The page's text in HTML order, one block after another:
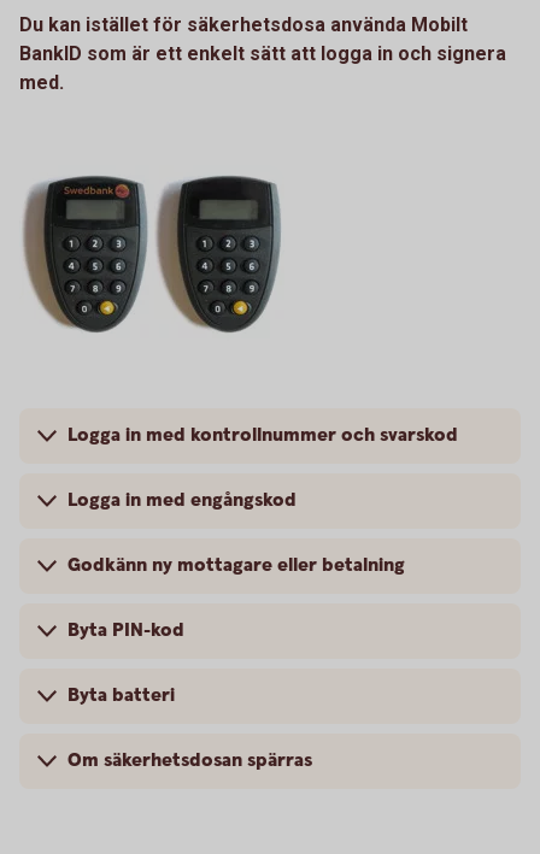
Du kan istället för säkerhetsdosa använda Mobilt
BankID som är ett enkelt sätt att logga in och signera
med.
Logga in med kontrollnummer och svarskod
Logga in med engångskod
Godkänn ny mottagare eller betalning
Byta PIN-kod
Byta batteri
Om säkerhetsdosan spärras